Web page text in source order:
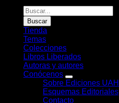
Búsqueda
de
Libros
Buscar
Tienda
Temas
Colecciones
Libros Liberados
Autoras y autores
Conócenos
Sobre Ediciones UAH
Esquemas Editoriales
Contacto